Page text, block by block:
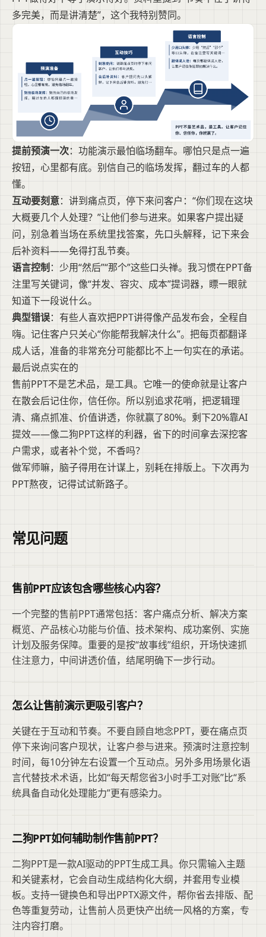
多完美，而是讲清楚”，这个我特别赞同。
提前预演一次：功能演示最怕临场翻车。哪怕只是点一遍
按钮，心里都有底。别信自己的临场发挥，翻过车的人都
懂。
互动要刻意：讲到痛点页，停下来问客户：“你们现在这块
大概要几个人处理？”让他们参与进来。如果客户提出疑
问，别急着当场在系统里找答案，先口头解释，记下来会
后补资料——免得打乱节奏。
语言控制 ：少用“然后”“那个”这些口头禅。我习惯在PPT备
注里写关键词，像“并发、容灾、成本”提词器，瞟一眼就
知道下一段说什么。
典型错误：有些人喜欢把PPT讲得像产品发布会，全程自
嗨。记住客户只关心“你能帮我解决什么”。把每页都翻译
成人话，准备的非常充分可能都比不上一句实在的承诺。
最后说点实在的
售前PPT不是艺术品，是工具。它唯一的使命就是让客户
在散会后记住你，信任你。所以别追求花哨，把逻辑理
清、痛点抓准、价值讲透，你就赢了80%。剩下20%靠AI
提效——像二狗PPT这样的利器，省下的时间拿去深挖客
户需求，或者补个觉，不香吗？
做军师嘛，脑子得用在计谋上，别耗在排版上。下次再为
PPT熬夜，记得试试新路子。
常见问题
售前PPT应该包含哪些核心内容？
一个完整的售前PPT通常包括：客户痛点分析、解决方案
概览、产品核心功能与价值、技术架构、成功案例、实施
计划及服务保障。重要的是按“故事线”组织，开场快速抓
住注意力，中间讲透价值，结尾明确下一步行动。
怎么让售前演示更吸引客户？
关键在于互动和节奏。不要自顾自地念PPT，要在痛点页
停下来询问客户现状，让客户参与进来。预演时注意控制
时间，每10分钟左右设置一个互动点。另外多用场景化语
言代替技术术语，比如“每天帮您省3小时手工对账”比“系
统具备自动化处理能力”更有感染力。
二狗PPT如何辅助制作售前PPT？
二狗PPT是一款AI驱动的PPT生成工具。你只需输入主题
和关键素材，它会自动生成结构化大纲，并套用专业模
板。支持一键换色和导出PPTX源文件，帮你省去排版、配
色等重复劳动，让售前人员更快产出统一风格的方案，专
注内容打磨。